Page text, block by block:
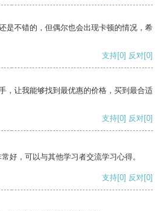
是不错的，但偶尔也会出现卡顿的情况，希
支持[0] 反对[0]
，让我能够找到最优惠的价格，买到最合适
支持[0] 反对[0]
好，可以与其他学习者交流学习心得。
支持[0] 反对[0]